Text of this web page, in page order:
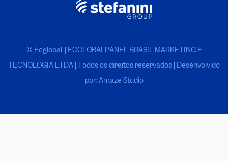
© Ecglobal. | ECGLOBALPANEL BRASIL MARKETING E
TECNOLOGIA LTDA | Todos os direitos reservados | Desenvolvido
por: Amaze Studio